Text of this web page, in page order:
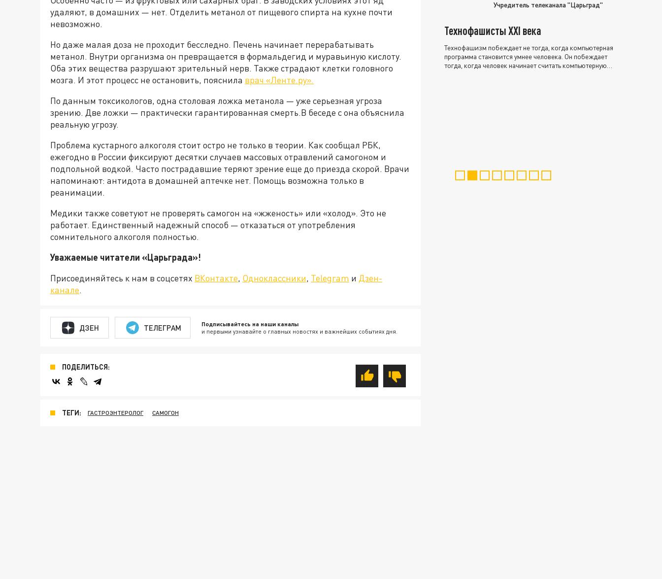
удаляют, в домашних — нет. Отделить метанол от пищевого спирта на кухне почти
невозможно.
Но даже малая доза не проходит бесследно. Печень начинает перерабатывать
метанол. Внутри организма он превращается в формальдегид и муравьиную кислоту.
Оба этих вещества разрушают зрительный нерв. Также страдают клетки головного
мозга. И этот процесс не остановить, пояснила врач «Ленте.ру».
По данным токсикологов, одна столовая ложка метанола — уже серьезная угроза
зрению. Две ложки — практически гарантированная смерть.В беседе с она объяснила
реальную угрозу.
Проблема кустарного алкоголя стоит остро не только в теории. Как сообщал РБК,
ежегодно в России фиксируют десятки случаев массовых отравлений самогоном и
подпольной водкой. Часто пострадавшие теряют зрение еще до приезда скорой. Врачи
напоминают: антидота в домашней аптечке нет. Помощь возможна только в
реанимации.
Медики также советуют не проверять самогон на «жженость» или «холод». Это не
работает. Единственный надежный способ — отказаться от употребления
сомнительного алкоголя полностью.
Уважаемые читатели «Царьграда»!
Присоединяйтесь к нам в соцсетях ВКонтакте, Одноклассники, Telegram и Дзен-
канале.
ДЗЕН ТЕЛЕГРАМ Подписывайтесь на наши каналы
и первыми узнавайте о главных новостях и важнейших событиях дня.
ПОДЕЛИТЬСЯ:
ТЕГИ: ГАСТРОЭНТЕРОЛОГ САМОГОН
Учредитель телеканала "Царьград"
Технофашисты XXI века
Технофашизм побеждает не тогда, когда компьютерная
программа становится умнее человека. Он побеждает
тогда, когда человек начинает считать компьютерную